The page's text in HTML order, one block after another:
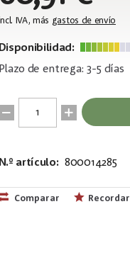
IVA, más gastos de envío
Disponibilidad:
Plazo de entrega: 3-5 días
N.º artículo: 800014285
Comparar Recordar